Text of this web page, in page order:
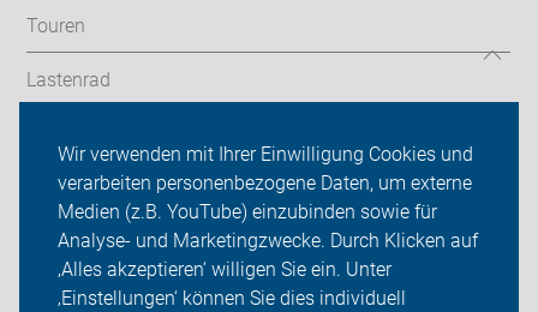
Wir verwenden mit Ihrer Einwilligung Cookies und
verarbeiten personenbezogene Daten, um externe
Medien (z.B. YouTube) einzubinden sowie für
Analyse- und Marketingzwecke. Durch Klicken auf
‚Alles akzeptieren‘ willigen Sie ein. Unter
‚Einstellungen‘ können Sie dies individuell
Touren
Lastenrad
ADFC Gelsenkirchen
Sei dabei
Presse